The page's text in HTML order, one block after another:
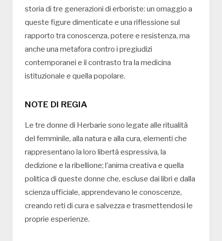
storia di tre generazioni di erboriste: un omaggio a
queste figure dimenticate e una riflessione sul
rapporto tra conoscenza, potere e resistenza, ma
anche una metafora contro i pregiudizi
contemporanei e il contrasto tra la medicina
istituzionale e quella popolare.
NOTE DI REGIA
Le tre donne di Herbarie sono legate alle ritualità
del femminile, alla natura e alla cura, elementi che
rappresentano la loro libertà espressiva, la
dedizione e la ribellione; l’anima creativa e quella
politica di queste donne che, escluse dai libri e dalla
scienza ufficiale, apprendevano le conoscenze,
creando reti di cura e salvezza e trasmettendosi le
proprie esperienze.